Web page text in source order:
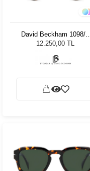
David Beckham 1098/S
2IK 49KU Unisex Güneş
12.250,00 TL